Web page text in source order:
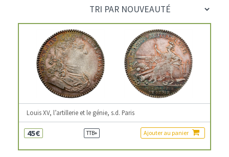
Louis XV, l’artillerie et le génie, s.d. Paris
45€ TTB+ Ajouter au panier